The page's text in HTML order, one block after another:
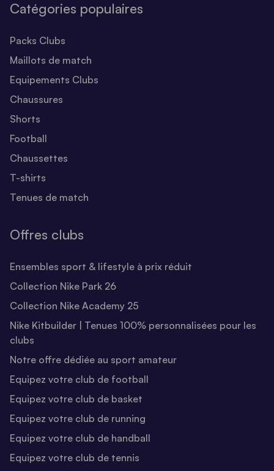
Catégories populaires
Packs Clubs
Maillots de match
Equipements Clubs
Chaussures
Shorts
Football
Chaussettes
T-shirts
Tenues de match
Offres clubs
Ensembles sport & lifestyle à prix réduit
Collection Nike Park 26
Collection Nike Academy 25
Nike Kitbuilder | Tenues 100% personnalisées pour les
clubs
Notre offre dédiée au sport amateur
Equipez votre club de football
Equipez votre club de basket
Equipez votre club de running
Equipez votre club de handball
Equipez votre club de tennis